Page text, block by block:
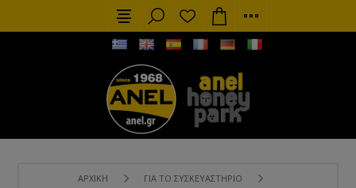
ΑΡΧΙΚΉ ΓΙΑ ΤΟ ΣΥΣΚΕΥΑΣΤΉΡΙΟ